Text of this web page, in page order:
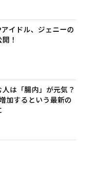
アイドル、ジェニーの
！
は「腸内」が元気？
加するという最新の